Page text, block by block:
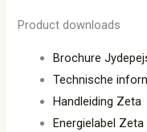
Product downloads
Brochure
Technische
Handleiding Zeta
Energielabel Zeta